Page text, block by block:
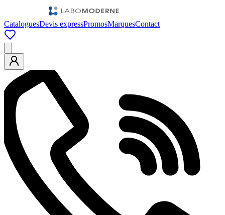
CataloguesDevis expressPromosMarquesContact